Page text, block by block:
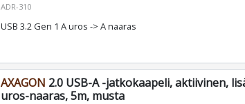
ADR-310
USB 3.2 Gen 1 A uros -> A naaras
AXAGON 2.0 USB-A -jatkokaapeli, aktiivinen,
uros-naaras, 5m, musta